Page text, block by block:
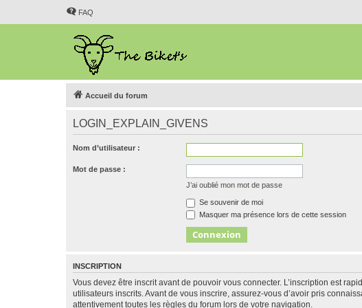
FAQ
Accueil du forum
LOGIN_EXPLAIN_GIVENS
Nom d’utilisateur :
Mot de passe :
J’ai oublié mon mot de passe
Se souvenir de moi
Masquer ma présence lors de cette session
INSCRIPTION
Vous devez être inscrit avant de pouvoir vous connecter. L’inscription est
utilisateurs inscrits. Avant de vous inscrire, assurez-vous d’avoir pris
attentivement toutes les règles du forum lors de votre navigation.